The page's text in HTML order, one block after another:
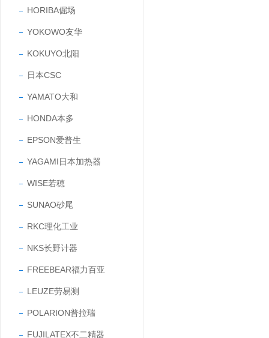
HORIBA倔场
YOKOWO友华
KOKUYO北阳
日本CSC
YAMATO大和
HONDA本多
EPSON爱普生
YAGAMI日本加热器
WISE若穂
SUNAO砂尾
RKC理化工业
NKS长野计器
FREEBEAR福力百亚
LEUZE劳易测
POLARION普拉瑞
FUJILATEX不二精器